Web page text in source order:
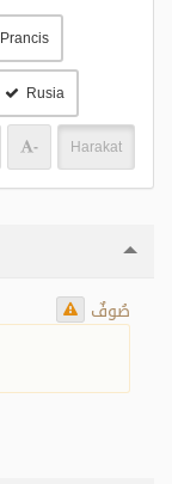
Prancis
Rusia
- Harakat
صُوفٌ